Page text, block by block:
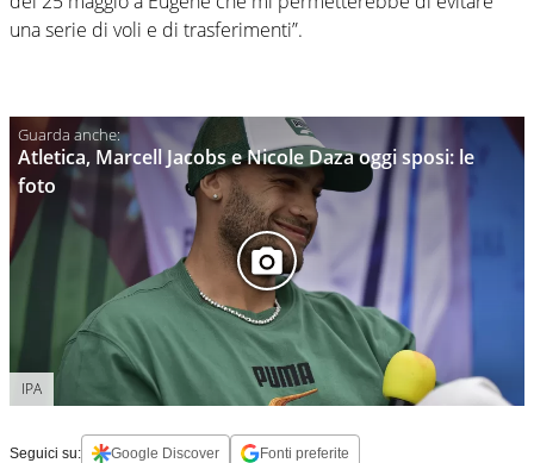
una serie di voli e di trasferimenti”.
Atletica, Marcell Jacobs e Nicole Daza oggi sposi: le
foto
IPA
Seguici su: Google Discover Fonti preferite